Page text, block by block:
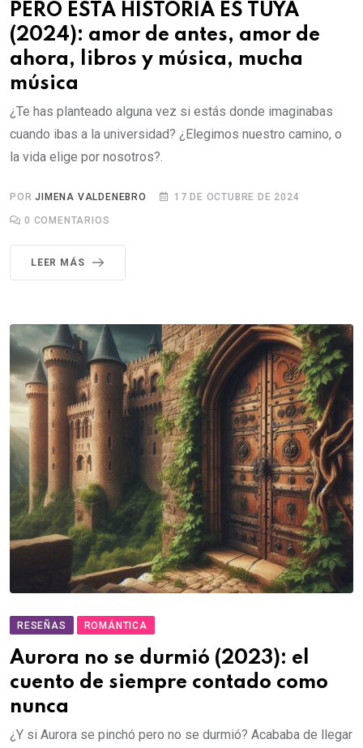
PERO ESTA HISTORIA ES TUYA
(2024): amor de antes, amor de
ahora, libros y música, mucha
música
¿Te has planteado alguna vez si estás donde imaginabas
cuando ibas a la universidad? ¿Elegimos nuestro camino, o
la vida elige por nosotros?.
PORJIMENA VALDENEBRO 17 DE OCTUBRE DE 2024
0 COMENTARIOS
LEER MÁS
RESEÑAS ROMÁNTICA
Aurora no se durmió (2023): el
cuento de siempre contado como
nunca
¿Y si Aurora se pinchó pero no se durmió? Acababa de llegar